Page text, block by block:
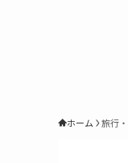
ホーム 旅行